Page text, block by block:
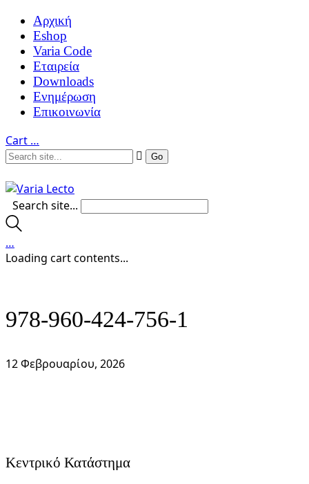
Αρχική
Eshop
Varia Code
Εταιρεία
Downloads
Ενημέρωση
Επικοινωνία
Cart …
Search site...
…
Loading cart contents...
978-960-424-756-1
12 Φεβρουαρίου, 2026
Κεντρικό Κατάστημα